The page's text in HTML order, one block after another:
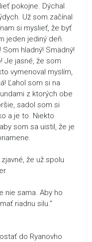
pokojne. Dýchal
Už som začínal
si myslieť, že byť
jeden jediný deň.
hladný! Smädný!
Je jasné, že som
vymenoval myslím,
Ľahol som si na
z ktorých obe
sadol som si
a je to. Niekto
som sa uistil, že je
že už spolu
nie sama. Aby ho
riadnu silu.“
do Ryanovho